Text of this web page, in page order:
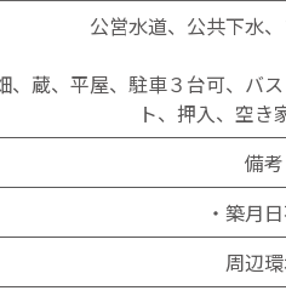
公営水道、公共下水、
蔵、平屋、駐車３台可、バ
ト、押入、空き
備考
・築月
周辺